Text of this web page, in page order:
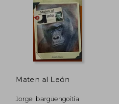
Maten al León
Jorge Ibargüengoitia